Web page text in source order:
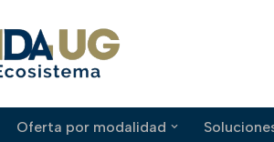
Oferta por modalidad